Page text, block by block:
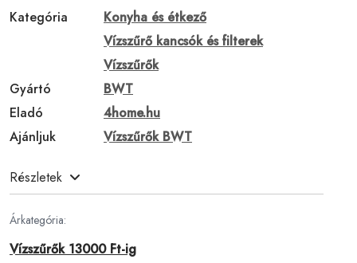
Kategória
Konyha és étkező
Vízszűrő kancsók és filterek
Vízszűrők
Gyártó
BWT
Eladó
4home.hu
Ajánljuk
Vízszűrők BWT
Részletek
Árkategória:
Vízszűrők 13000 Ft-ig